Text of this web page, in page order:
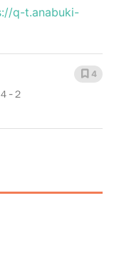
q-t.anabuki-
-２
4